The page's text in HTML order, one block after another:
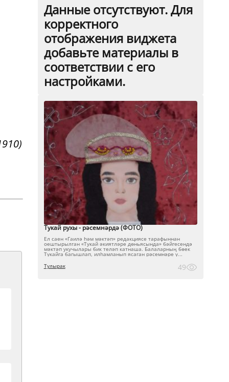
Данные отсутствуют. Для
корректного
отображения виджета
добавьте материалы в
соответствии с его
настройками.
Тукай рухы - рәсемнәрдә (ФОТО)
Ел саен «Гаилә һәм мәктәп» редакциясе тарафыннан
оештырылган «Тукай әкиятләре дөньясында» бәйгесендә
мәктәп укучылары бик теләп катнаша. Балаларның бөек
Тукайга багышлап, илһамланып ясаган рәсемнәре ү...
Тулырак
49